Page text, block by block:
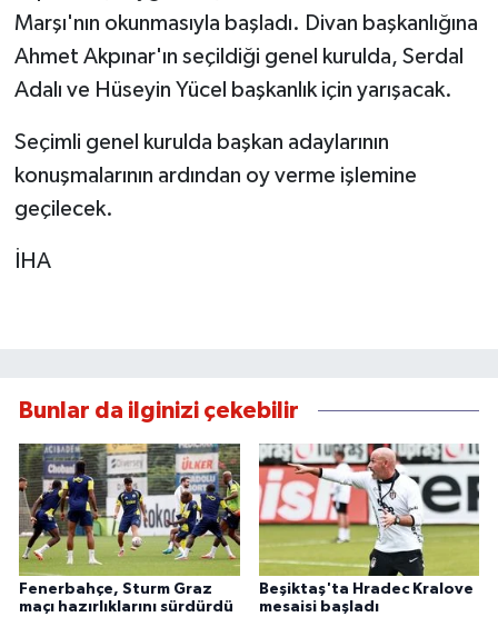
Marşı'nın okunmasıyla başladı. Divan başkanlığına
Ahmet Akpınar'ın seçildiği genel kurulda, Serdal
Adalı ve Hüseyin Yücel başkanlık için yarışacak.
Seçimli genel kurulda başkan adaylarının
konuşmalarının ardından oy verme işlemine
geçilecek.
İHA
Bunlar da ilginizi çekebilir
Fenerbahçe, Sturm Graz
maçı hazırlıklarını sürdürdü
Beşiktaş'ta Hradec Kralove
mesaisi başladı